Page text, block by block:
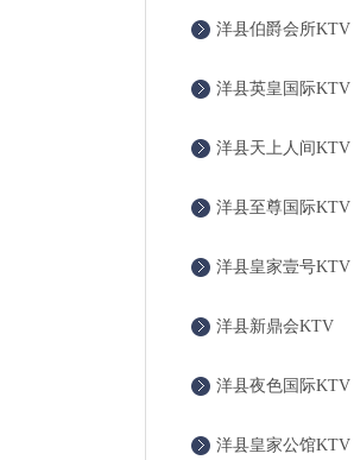
洋县伯爵会所KTV
洋县英皇国际KTV
洋县天上人间KTV
洋县至尊国际KTV
洋县皇家壹号KTV
洋县新鼎会KTV
洋县夜色国际KTV
洋县皇家公馆KTV